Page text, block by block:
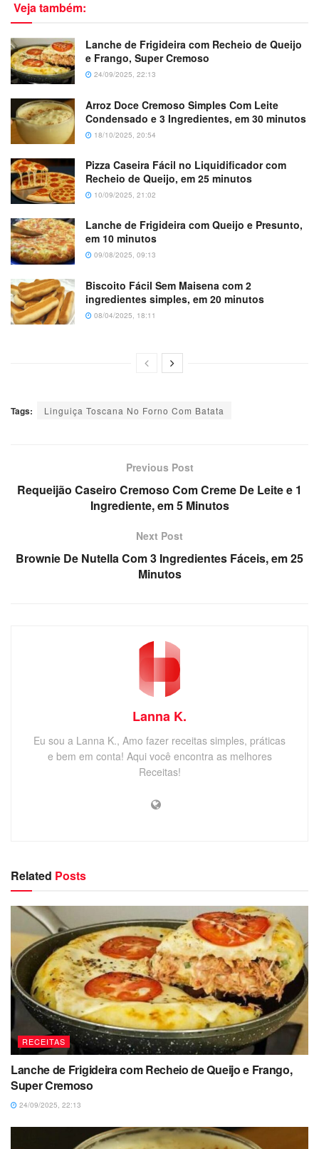
Veja também:
Lanche de Frigideira com Recheio de Queijo
e Frango, Super Cremoso
24/09/2025, 22:13
Arroz Doce Cremoso Simples Com Leite
Condensado e 3 Ingredientes, em 30 minutos
18/10/2025, 20:54
Pizza Caseira Fácil no Liquidificador com
Recheio de Queijo, em 25 minutos
10/09/2025, 21:02
Lanche de Frigideira com Queijo e Presunto,
em 10 minutos
09/08/2025, 09:13
Biscoito Fácil Sem Maisena com 2
ingredientes simples, em 20 minutos
08/04/2025, 18:11
Tags: Linguiça Toscana No Forno Com Batata
Previous Post
Requeijão Caseiro Cremoso Com Creme De Leite e 1
Ingrediente, em 5 Minutos
Next Post
Brownie De Nutella Com 3 Ingredientes Fáceis, em 25
Minutos
Lanna K.
Eu sou a Lanna K., Amo fazer receitas simples, práticas
e bem em conta! Aqui você encontra as melhores
Receitas!
Related Posts
RECEITAS
Lanche de Frigideira com Recheio de Queijo e Frango,
Super Cremoso
24/09/2025, 22:13